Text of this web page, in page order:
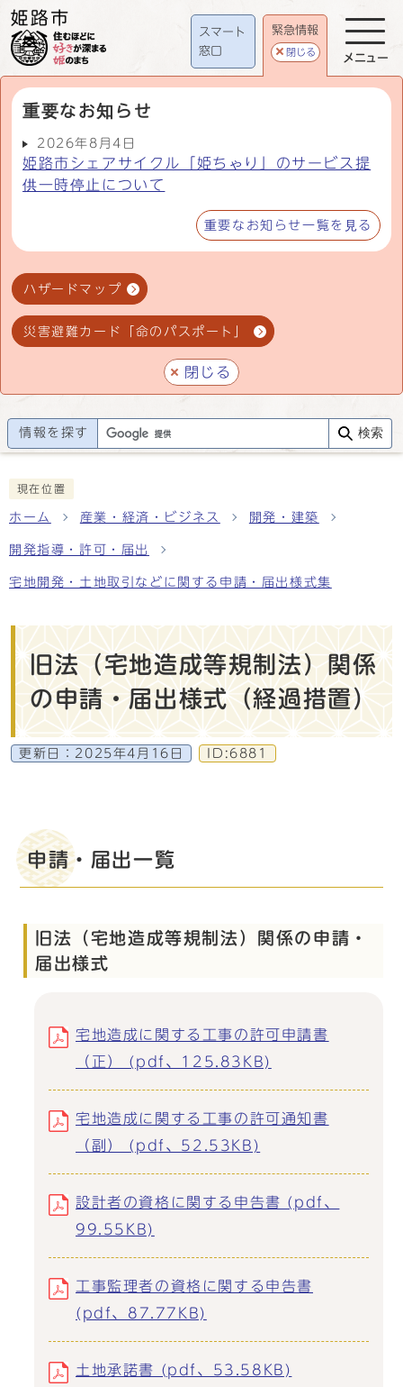
スマート
窓口
緊急情報
閉じる
重要なお知らせ
2026年8月4日
姫路市シェアサイクル「姫ちゃり」のサービス提
供一時停止について
重要なお知らせ一覧を見る
ハザードマップ
災害避難カード「命のパスポート」
閉じる
メニュー
情報を探す 検索
現在位置
ホーム 産業・経済・ビジネス 開発・建築
開発指導・許可・届出
宅地開発・土地取引などに関する申請・届出様式集
旧法（宅地造成等規制法）関係
の申請・届出様式（経過措置）
更新日： 2025年4月16日 ID:6881
申請・届出一覧
旧法（宅地造成等規制法）関係の申請・
届出様式
宅地造成に関する工事の許可申請書
（正） (pdf、125.83KB)
宅地造成に関する工事の許可通知書
（副） (pdf、52.53KB)
設計者の資格に関する申告書 (pdf、
99.55KB)
工事監理者の資格に関する申告書
(pdf、87.77KB)
土地承諾書 (pdf、53.58KB)